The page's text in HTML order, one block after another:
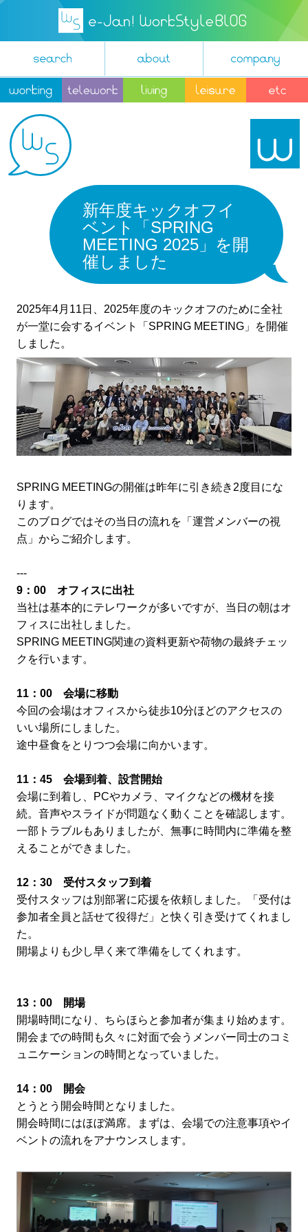
新年度キックオフイ
ベント「SPRING
MEETING 2025」を開
催しました
2025年4月11日、2025年度のキックオフのために全社
が一堂に会するイベント「SPRING MEETING」を開催
しました。
SPRING MEETINGの開催は昨年に引き続き2度目にな
ります。
このブログではその当日の流れを「運営メンバーの視
点」からご紹介します。
---
9：00 オフィスに出社
当社は基本的にテレワークが多いですが、当日の朝はオ
フィスに出社しました。
SPRING MEETING関連の資料更新や荷物の最終チェッ
クを行います。
11：00 会場に移動
今回の会場はオフィスから徒歩10分ほどのアクセスの
いい場所にしました。
途中昼食をとりつつ会場に向かいます。
11：45 会場到着、設営開始
会場に到着し、PCやカメラ、マイクなどの機材を接
続。音声やスライドが問題なく動くことを確認します。
一部トラブルもありましたが、無事に時間内に準備を整
えることができました。
12：30 受付スタッフ到着
受付スタッフは別部署に応援を依頼しました。「受付は
参加者全員と話せて役得だ」と快く引き受けてくれまし
た。
開場よりも少し早く来て準備をしてくれます。
13：00 開場
開場時間になり、ちらほらと参加者が集まり始めます。
開会までの時間も久々に対面で会うメンバー同士のコミ
ュニケーションの時間となっていました。
14：00 開会
とうとう開会時間となりました。
開会時間にはほぼ満席。まずは、会場での注意事項やイ
ベントの流れをアナウンスします。